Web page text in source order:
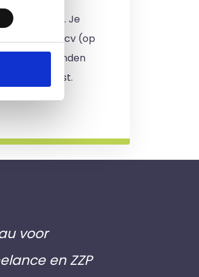
te uploaden. Je
op jouw cv (op
verbonden
aan vast.
voor
en ZZP